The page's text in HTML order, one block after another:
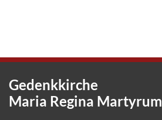
Gedenkkirche
Maria Regina Martyrum